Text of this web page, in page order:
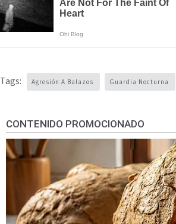
Tags: Agresión A Balazos Guardia Nocturna
CONTENIDO PROMOCIONADO